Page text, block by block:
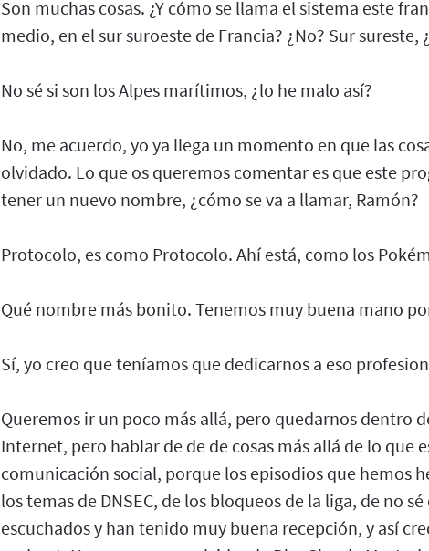
Son muchas cosas. ¿Y cómo se llama el sistema este
medio, en el sur suroeste de Francia? ¿No? Sur sureste,
No sé si son los Alpes marítimos, ¿lo he malo así?
No, me acuerdo, yo ya llega un momento en que las
olvidado. Lo que os queremos comentar es que este
tener un nuevo nombre, ¿cómo se va a llamar, Ramón?
Protocolo, es como Protocolo. Ahí está, como los
Qué nombre más bonito. Tenemos muy buena mano
Sí, yo creo que teníamos que dedicarnos a eso
Queremos ir un poco más allá, pero quedarnos dentro
Internet, pero hablar de de de cosas más allá de lo que
comunicación social, porque los episodios que hemos
los temas de DNSEC, de los bloqueos de la liga, de no
escuchados y han tenido muy buena recepción, y así